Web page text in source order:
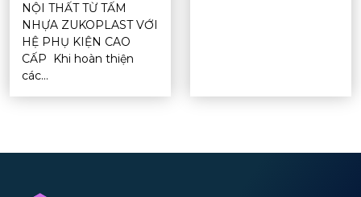
NỘI THẤT TỪ TẤM
NHỰA ZUKOPLAST VỚI
HỆ PHỤ KIỆN CAO
CẤP Khi hoàn thiện
các...